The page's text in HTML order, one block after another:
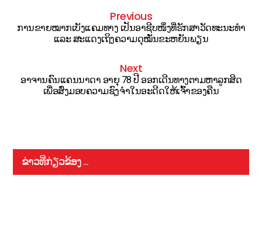
Previous
ການຂາຍໝາກເບັງແຄມທາງ ເປັນອາຊີບໜຶ່ງທີ່ຮັກສາວັດທະນະທຳ
ແລະ ສະແດງເຖິງຄວາມດຸໝັ່ນຂະຫຍັນພຽນ
Next
ອາຈານຄົນແຄນນາດາ ອາຍຸ 78 ປີ ອອກເດີນທາງຕາມຫາລູກສິດ
ເພື່ອສົ່ງມອບຄວາມຊົງຈຳໃນອະດີດໃຫ້ເຈົ້າຂອງຄືນ
ຂ່າວທີ່ກ່ຽວຂ້ອງ ...